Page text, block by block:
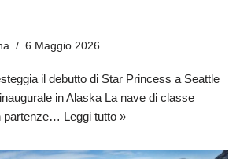
6 Maggio 2026
il debutto di Star Princess a Seattle
in Alaska La nave di classe
partenze… Leggi tutto »